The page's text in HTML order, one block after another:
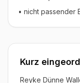
• nicht passender
Kurz
Reyke Dünne